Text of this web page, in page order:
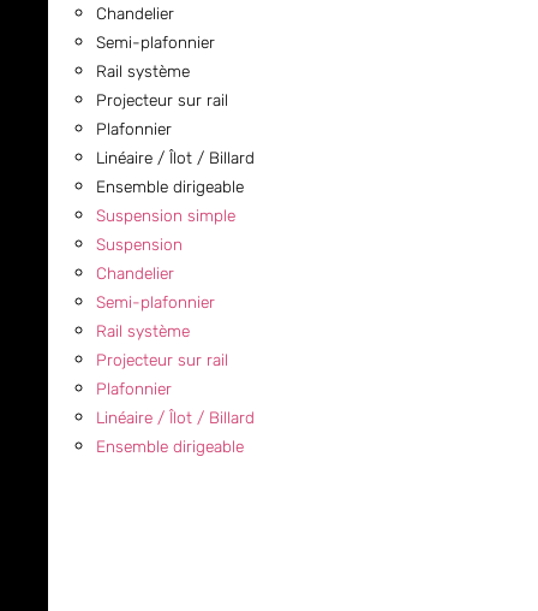
Chandelier
Semi-plafonnier
Rail système
Projecteur sur rail
Plafonnier
Linéaire / Îlot / Billard
Ensemble dirigeable
Suspension simple
Suspension
Chandelier
Semi-plafonnier
Rail système
Projecteur sur rail
Plafonnier
Linéaire / Îlot / Billard
Ensemble dirigeable